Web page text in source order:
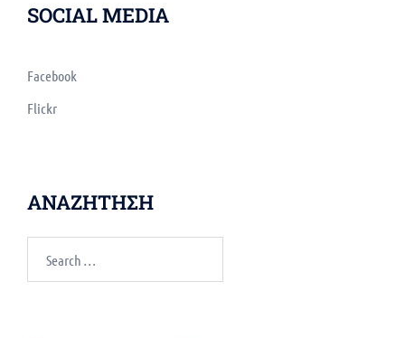
SOCIAL MEDIA
Facebook
Flickr
ΑΝΑΖΗΤΗΣΗ